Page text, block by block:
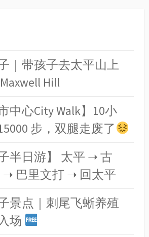
｜带孩子去太平山上
Hill
中心City Walk】10小
步，双腿走废了
半日游】 太平 ➝ 古
巴里文打 ➝ 回太平
景点｜刺尾飞蜥养殖
场